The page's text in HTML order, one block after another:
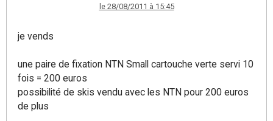
le 28/08/2011 à 15:45
je vends
une paire de fixation NTN Small cartouche verte servi 10
fois = 200 euros
possibilité de skis vendu avec les NTN pour 200 euros
de plus